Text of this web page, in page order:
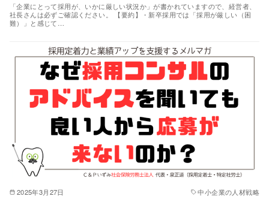
「企業にとって採用が、いかに厳しい状況か」が書かれていますので、経営者、
社長さんは必ずご確認ください。 【要約】・新卒採用では「採用が厳しい（困
難）」と感じて…
2025年3月27日 中小企業の人材戦略